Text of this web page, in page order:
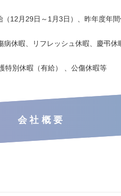
12月29日～1月3日）、昨年度年
休暇、リフレッシュ休暇、慶弔休
別休暇（有給） 、公傷休暇等
会社概要